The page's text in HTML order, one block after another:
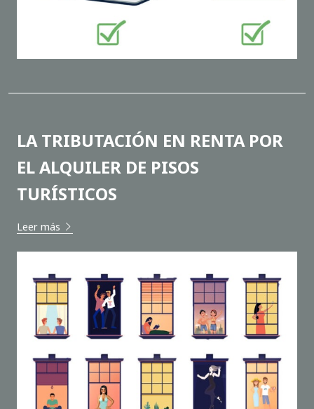
LA TRIBUTACIÓN EN RENTA POR
EL ALQUILER DE PISOS
TURÍSTICOS
Leer más